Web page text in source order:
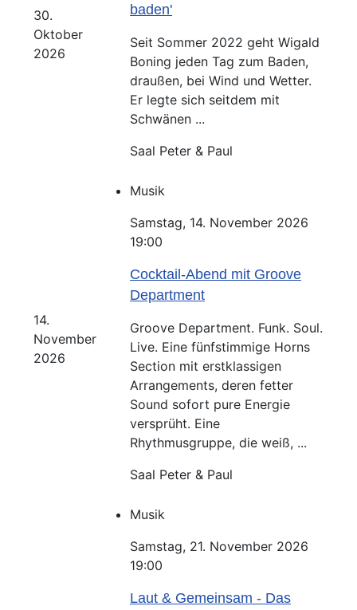
30.
Oktober
2026
baden'
Seit Sommer 2022 geht Wigald
Boning jeden Tag zum Baden,
draußen, bei Wind und Wetter.
Er legte sich seitdem mit
Schwänen ...
Saal Peter & Paul
14.
November
2026
Musik
Samstag, 14. November 2026
19:00
Cocktail-Abend mit Groove
Department
Groove Department. Funk. Soul.
Live. Eine fünfstimmige Horns
Section mit erstklassigen
Arrangements, deren fetter
Sound sofort pure Energie
versprüht. Eine
Rhythmusgruppe, die weiß, ...
Saal Peter & Paul
Musik
Samstag, 21. November 2026
19:00
Laut & Gemeinsam - Das